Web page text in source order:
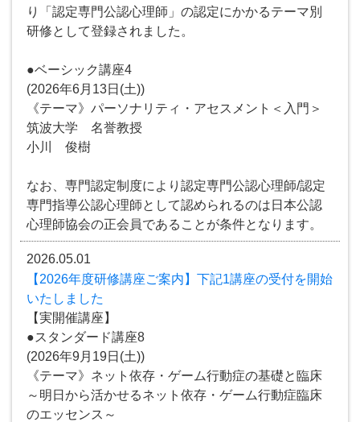
り「認定専門公認心理師」の認定にかかるテーマ別
研修として登録されました。
●ベーシック講座4
(2026年6月13日(土))
《テーマ》パーソナリティ・アセスメント＜入門＞
筑波大学 名誉教授
小川 俊樹
なお、専門認定制度により認定専門公認心理師/認定
専門指導公認心理師として認められるのは日本公認
心理師協会の正会員であることが条件となります。
2026.05.01
【2026年度研修講座ご案内】下記1講座の受付を開始
いたしました
【実開催講座】
●スタンダード講座8
(2026年9月19日(土))
《テーマ》ネット依存・ゲーム行動症の基礎と臨床
～明日から活かせるネット依存・ゲーム行動症臨床
のエッセンス～